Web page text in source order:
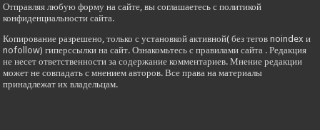
Отправляя любую форму на сайте, вы соглашаетесь с политикой
конфиденциальности сайта.
Копирование разрешено, только с установкой активной( без тегов noindex и
nofollow) гиперссылки на сайт. Ознакомьтесь с правилами сайта . Редакция
не несет ответственности за содержание комментариев. Мнение редакции
может не совпадать с мнением авторов. Все права на материалы
принадлежат их владельцам.